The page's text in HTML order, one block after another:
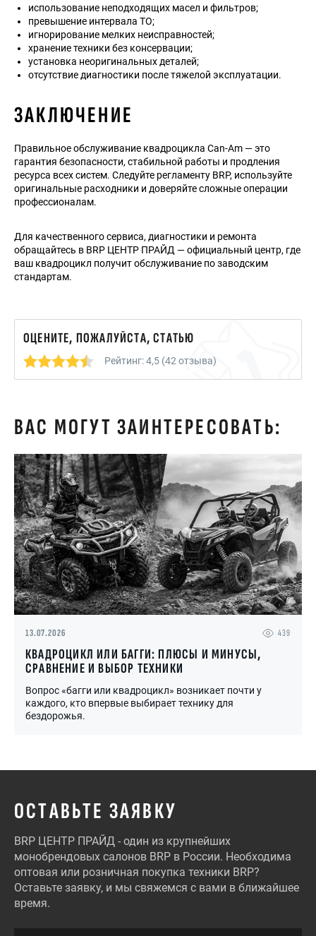
использование неподходящих масел и фильтров;
превышение интервала ТО;
игнорирование мелких неисправностей;
хранение техники без консервации;
установка неоригинальных деталей;
отсутствие диагностики после тяжелой эксплуатации.
ЗАКЛЮЧЕНИЕ
Правильное обслуживание квадроцикла Can-Am — это
гарантия безопасности, стабильной работы и продления
ресурса всех систем. Следуйте регламенту BRP, используйте
оригинальные расходники и доверяйте сложные операции
профессионалам.
Для качественного сервиса, диагностики и ремонта
обращайтесь в BRP ЦЕНТР ПРАЙД — официальный центр, где
ваш квадроцикл получит обслуживание по заводским
стандартам.
ОЦЕНИТЕ, ПОЖАЛУЙСТА, СТАТЬЮ
Рейтинг: 4,5 (42 отзыва)
ВАС МОГУТ ЗАИНТЕРЕСОВАТЬ:
13.07.2026 439
КВАДРОЦИКЛ ИЛИ БАГГИ: ПЛЮСЫ И МИНУСЫ,
СРАВНЕНИЕ И ВЫБОР ТЕХНИКИ
Вопрос «багги или квадроцикл» возникает почти у
каждого, кто впервые выбирает технику для
бездорожья.
ОСТАВЬТЕ ЗАЯВКУ
BRP ЦЕНТР ПРАЙД - один из крупнейших
монобрендовых салонов BRP в России. Необходима
оптовая или розничная покупка техники BRP?
Оставьте заявку, и мы свяжемся с вами в ближайшее
время.